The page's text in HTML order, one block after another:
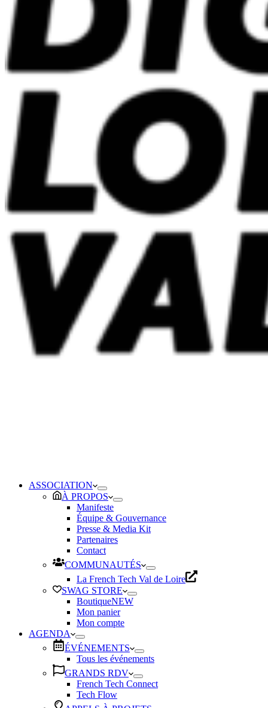
ASSOCIATION
À PROPOS
Manifeste
Équipe & Gouvernance
Presse & Media Kit
Partenaires
Contact
COMMUNAUTÉS
La French Tech Val de Loire
SWAG STORE
BoutiqueNEW
Mon panier
Mon compte
AGENDA
ÉVÉNEMENTS
Tous les événements
GRANDS RDV
French Tech Connect
Tech Flow